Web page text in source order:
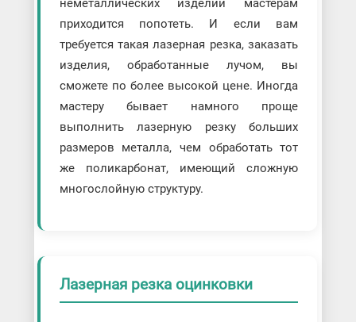
неметаллических изделий мастерам
приходится попотеть. И если вам
требуется такая лазерная резка, заказать
изделия, обработанные лучом, вы
сможете по более высокой цене. Иногда
мастеру бывает намного проще
выполнить лазерную резку больших
размеров металла, чем обработать тот
же поликарбонат, имеющий сложную
многослойную структуру.
Лазерная резка оцинковки